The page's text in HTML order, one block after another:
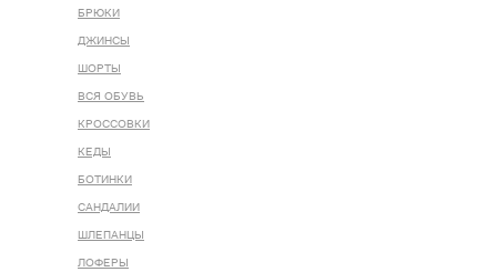
БРЮКИ
ДЖИНСЫ
ШОРТЫ
ВСЯ ОБУВЬ
КРОССОВКИ
КЕДЫ
БОТИНКИ
САНДАЛИИ
ШЛЕПАНЦЫ
ЛОФЕРЫ